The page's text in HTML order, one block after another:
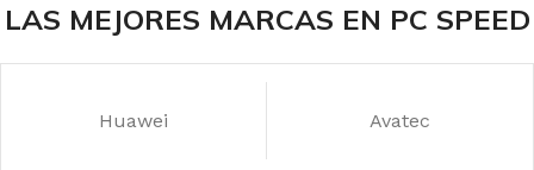
LAS MEJORES MARCAS EN PC SPEED
Huawei Avatec